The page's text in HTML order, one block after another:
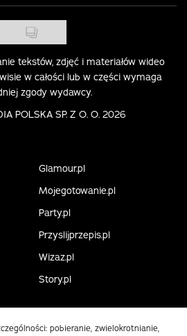
tekstów, zdjęć i materiałów wideo
w całości lub w części wymaga
zgody wydawcy.
POLSKA SP. Z O. O. 2026
Glamour.pl
Mojegotowanie.pl
Party.pl
Przyslijprzepis.pl
Wizaz.pl
Story.pl
pobieranie, zwielokrotnianie,